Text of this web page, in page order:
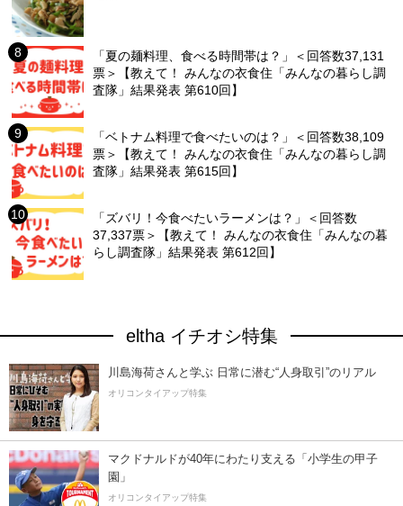
「夏の麺料理、食べる時間帯は？」＜回答数37,131
票＞【教えて！ みんなの衣食住「みんなの暮らし調
査隊」結果発表 第610回】
「ベトナム料理で食べたいのは？」＜回答数38,109
票＞【教えて！ みんなの衣食住「みんなの暮らし調
査隊」結果発表 第615回】
「ズバリ！今食べたいラーメンは？」＜回答数
37,337票＞【教えて！ みんなの衣食住「みんなの暮
らし調査隊」結果発表 第612回】
eltha イチオシ特集
川島海荷さんと学ぶ 日常に潜む“人身取引”のリアル
オリコンタイアップ特集
マクドナルドが40年にわたり支える「小学生の甲子
園」
オリコンタイアップ特集